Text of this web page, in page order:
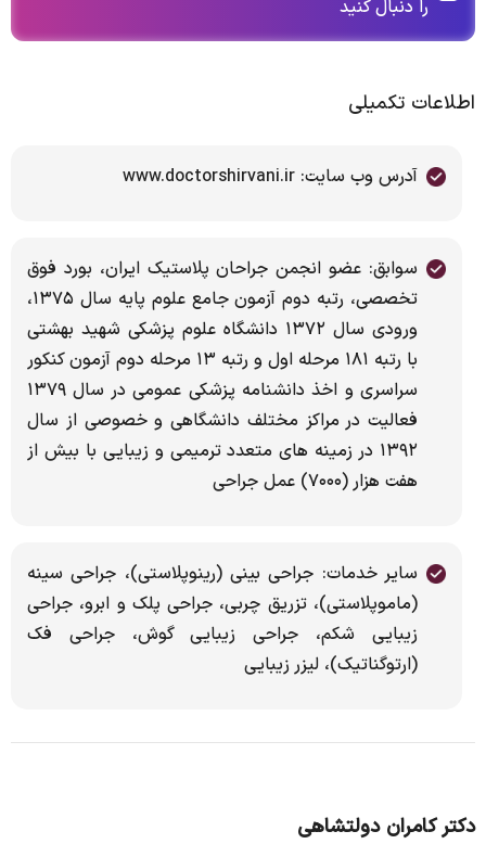
را دنبال کنید
اطلاعات تکمیلی
آدرس وب سایت: www.doctorshirvani.ir
سوابق: عضو انجمن جراحان پلاستیک ایران، بورد فوق
تخصصی، رتبه دوم آزمون جامع علوم پایه سال ۱۳۷۵،
ورودی سال ۱۳۷۲ دانشگاه علوم پزشکی شهید بهشتی
با رتبه ۱۸۱ مرحله اول و رتبه ۱۳ مرحله دوم آزمون کنکور
سراسری و اخذ دانشنامه پزشکی عمومی در سال ۱۳۷۹
فعالیت در مراکز مختلف دانشگاهی و خصوصی از سال
۱۳۹۲ در زمینه های متعدد ترمیمی و زیبایی با بیش از
هفت هزار (۷۰۰۰) عمل جراحی
سایر خدمات: جراحی بینی (رینوپلاستی)، جراحی سینه
(ماموپلاستی)، تزریق چربی، جراحی پلک و ابرو، جراحی
زیبایی شکم، جراحی زیبایی گوش، جراحی فک
(ارتوگناتیک)، لیزر زیبایی
دکتر کامران دولتشاهی